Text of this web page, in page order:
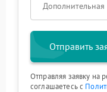
Отправить
Отправляя заявку на
соглашаетесь с